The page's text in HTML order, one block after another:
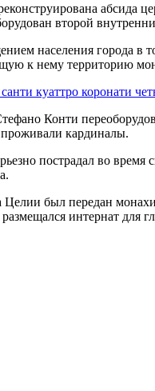
абсида
второй
населения города в
к нему территорию
Конти
проживали кардиналы.
пострадал во
был передан
интернат для